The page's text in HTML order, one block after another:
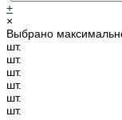
+
×
Выбрано
шт.
шт.
шт.
шт.
шт.
шт.